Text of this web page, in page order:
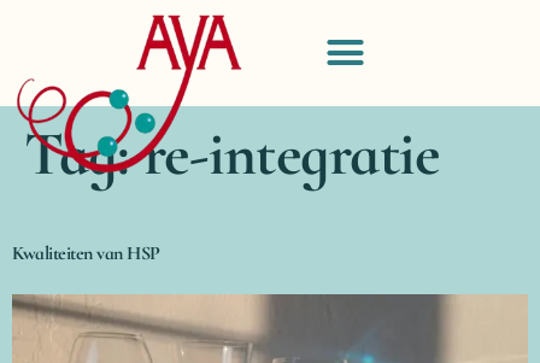
Tag:re-integratie
Kwaliteiten van HSP